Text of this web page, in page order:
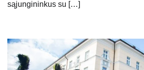
sąjungininkus su […]